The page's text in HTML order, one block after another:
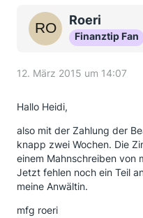
Roeri
Finanztip Fan
12. März 2015 um 14:07
Hallo Heidi,
also mit der Zahlung der
knapp zwei Wochen. Die
einem Mahnschreiben von
Jetzt fehlen noch ein Teil
meine Anwältin.
mfg roeri